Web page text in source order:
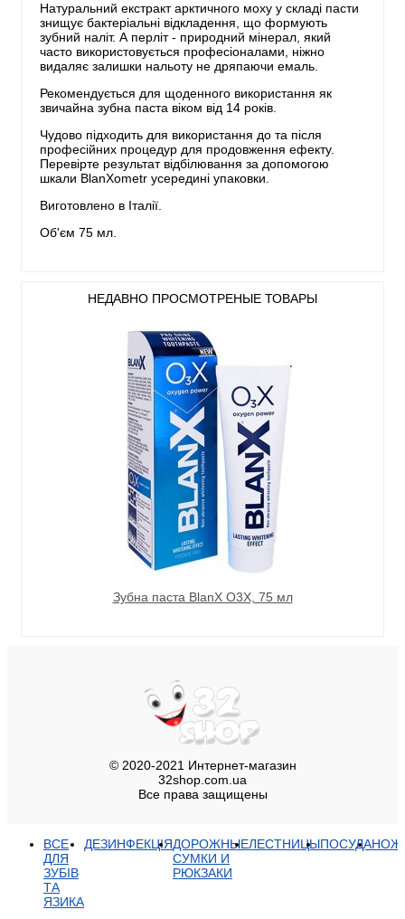
Натуральний екстракт арктичного моху у складі пасти
знищує бактеріальні відкладення, що формують
зубний наліт. А перліт - природний мінерал, який
часто використовується професіоналами, ніжно
видаляє залишки нальоту не дряпаючи емаль.
Рекомендується для щоденного використання як
звичайна зубна паста віком від 14 років.
Чудово підходить для використання до та після
професійних процедур для продовження ефекту.
Перевірте результат відбілювання за допомогою
шкали BlanXometr усередині упаковки.
Виготовлено в Італії.
Об'єм 75 мл.
НЕДАВНО ПРОСМОТРЕНЫЕ ТОВАРЫ
Зубна паста BlanX О3Х, 75 мл
© 2020-2021 Интернет-магазин
32shop.com.ua
Все права защищены
ВСЕ
ДЛЯ
ЗУБІВ
ТА
ЯЗИКА
ДЕЗИНФЕКЦІЯДОРОЖНЫЕ
СУМКИ И
РЮКЗАКИ
ЛЕСТНИЦЫПОСУДА